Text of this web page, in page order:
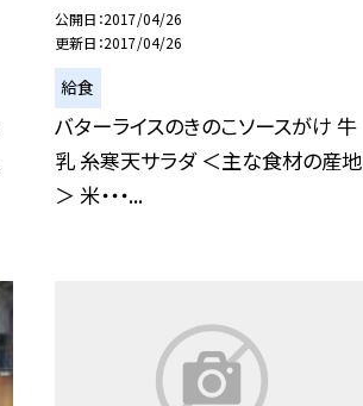
公開日 2017/04/26
更新日 2017/04/26
給食
バターライスのきのこソースがけ 牛
乳 糸寒天サラダ ＜主な食材の産地
＞ 米・・・...